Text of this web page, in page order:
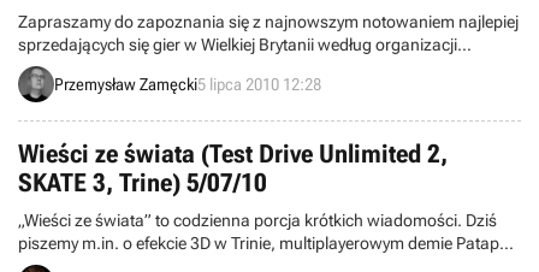
Zapraszamy do zapoznania się z najnowszym notowaniem najlepiej
sprzedających się gier w Wielkiej Brytanii według organizacji
Przemysław Zamęcki5 lipca 2010 12:28
Wieści ze świata (Test Drive Unlimited 2,
SKATE 3, Trine) 5/07/10
„Wieści ze świata” to codzienna porcja krótkich wiadomości. Dziś
piszemy m.in. o efekcie 3D w Trinie, multiplayerowym demie Patapon
3, ścieżce dźwiękowej do Test Drive Unlimited 2, a także nowym